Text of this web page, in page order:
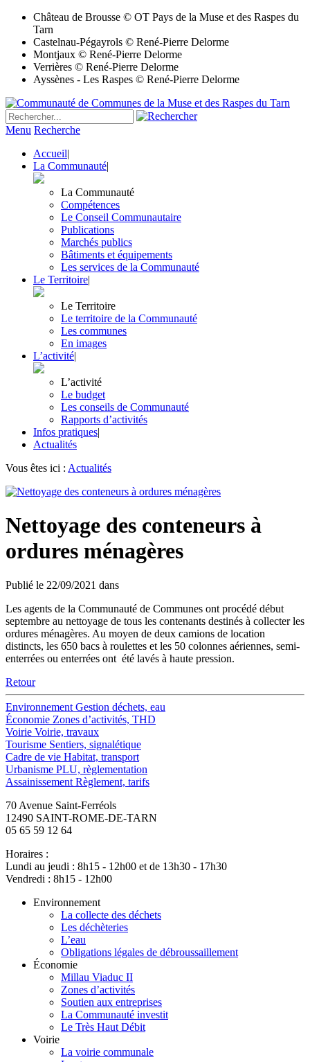
Château de Brousse © OT Pays de la Muse et des Raspes du
Tarn
Castelnau-Pégayrols © René-Pierre Delorme
Montjaux © René-Pierre Delorme
Verrières © René-Pierre Delorme
Ayssènes - Les Raspes © René-Pierre Delorme
Menu Recherche
Accueil|
La Communauté|
La Communauté
Compétences
Le Conseil Communautaire
Publications
Marchés publics
Bâtiments et équipements
Les services de la Communauté
Le Territoire|
Le Territoire
Le territoire de la Communauté
Les communes
En images
L’activité|
L’activité
Le budget
Les conseils de Communauté
Rapports d’activités
Infos pratiques|
Actualités
Vous êtes ici : Actualités
Nettoyage des conteneurs à
ordures ménagères
Publié le 22/09/2021 dans
Les agents de la Communauté de Communes ont procédé début
septembre au nettoyage de tous les contenants destinés à collecter les
ordures ménagères. Au moyen de deux camions de location
distincts, les 650 bacs à roulettes et les 50 colonnes aériennes, semi-
enterrées ou enterrées ont été lavés à haute pression.
Retour
Environnement Gestion déchets, eau
Économie Zones d’activités, THD
Voirie Voirie, travaux
Tourisme Sentiers, signalétique
Cadre de vie Habitat, transport
Urbanisme PLU, règlementation
Assainissement Règlement, tarifs
70 Avenue Saint-Ferréols
12490 SAINT-ROME-DE-TARN
05 65 59 12 64
Horaires :
Lundi au jeudi : 8h15 - 12h00 et de 13h30 - 17h30
Vendredi : 8h15 - 12h00
Environnement
La collecte des déchets
Les déchèteries
L’eau
Obligations légales de débroussaillement
Économie
Millau Viaduc II
Zones d’activités
Soutien aux entreprises
La Communauté investit
Le Très Haut Débit
Voirie
La voirie communale